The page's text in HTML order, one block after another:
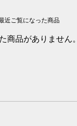
近ご覧になった商品
商品がありません。